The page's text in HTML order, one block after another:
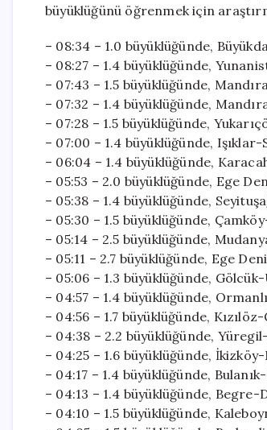
büyüklüğünü öğrenmek için
– 08:34 – 1.0 büyüklüğünde,
– 08:27 – 1.4 büyüklüğünde,
– 07:43 – 1.5 büyüklüğünde,
– 07:32 – 1.4 büyüklüğünde,
– 07:28 – 1.5 büyüklüğünde,
– 07:00 – 1.4 büyüklüğünde, Işıklar-
– 06:04 – 1.4 büyüklüğünde,
– 05:53 – 2.0 büyüklüğünde, Ege
– 05:38 – 1.4 büyüklüğünde,
– 05:30 – 1.5 büyüklüğünde,
– 05:14 – 2.5 büyüklüğünde,
– 05:11 – 2.7 büyüklüğünde, Ege
– 05:06 – 1.3 büyüklüğünde,
– 04:57 – 1.4 büyüklüğünde,
– 04:56 – 1.7 büyüklüğünde,
– 04:38 – 2.2 büyüklüğünde, Yüregil-
– 04:25 – 1.6 büyüklüğünde,
– 04:17 – 1.4 büyüklüğünde,
– 04:13 – 1.4 büyüklüğünde,
– 04:10 – 1.5 büyüklüğünde,